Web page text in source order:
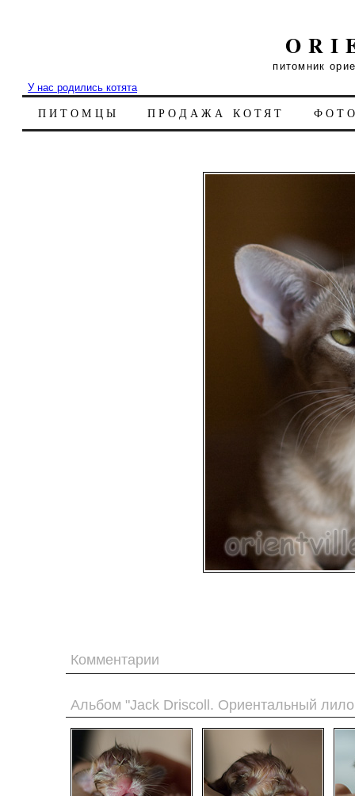
питомник
У нас родились котята
ПИТОМЦЫ ПРОДАЖА КОТЯТ
Комментарии
Альбом "Jack Driscoll. Ориентальный